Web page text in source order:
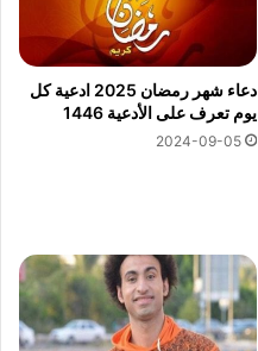
دعاء شهر رمضان 2025 ادعية كل
يوم تعرف على الأدعية 1446
2024-09-05